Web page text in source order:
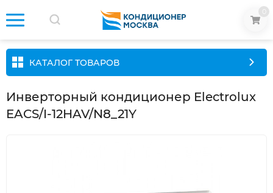
КАТАЛОГ ТОВАРОВ
Инверторный кондиционер Electrolux
EACS/I-12HAV/N8_21Y